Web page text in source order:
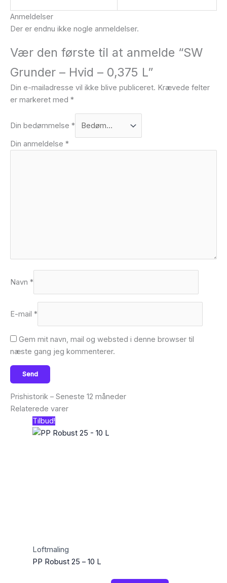
Anmeldelser
Der er endnu ikke nogle anmeldelser.
Vær den første til at anmelde “SW
Grunder – Hvid – 0,375 L”
Din e-mailadresse vil ikke blive publiceret. Krævede felter
er markeret med *
Din bedømmelse *
Din anmeldelse *
Navn *
E-mail *
Gem mit navn, mail og websted i denne browser til
næste gang jeg kommenterer.
Prishistorik – Seneste 12 måneder
Relaterede varer
Tilbud!
Loftmaling
PP Robust 25 – 10 L